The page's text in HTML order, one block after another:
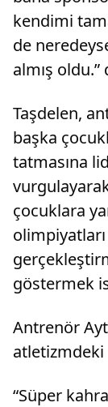
kendimi
de
almış
Taşdelen,
başka
tatmasına
çocuklara
göstermek
Antrenör
atletizmdeki
“Süper